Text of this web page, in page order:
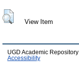
View Item
UGD Academic
Accessibility